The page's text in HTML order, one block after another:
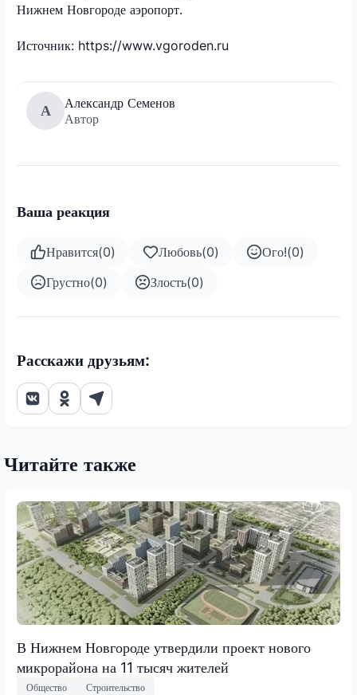
Нижнем Новгороде аэропорт.
Источник: https://www.vgoroden.ru
А
Александр Семенов
Автор
Ваша реакция
Нравится(0) Любовь(0) Ого!(0)
Грустно(0) Злость(0)
Расскажи друзьям:
Читайте также
В Нижнем Новгороде утвердили проект нового
микрорайона на 11 тысяч жителей
Общество Строительство